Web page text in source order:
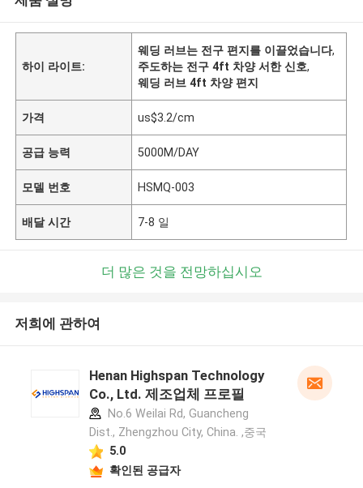
하이 라이트:
웨딩 러브는 전구 편지를 이끌었습니다,
주도하는 전구 4ft 차양 서한 신호,
웨딩 러브 4ft 차양 편지
가격 us$3.2/cm
공급 능력 5000M/DAY
모델 번호 HSMQ-003
배달 시간 7-8 일
더 많은 것을 전망하십시오
저희에 관하여
Henan Highspan Technology
Co., Ltd. 제조업체 프로필
No.6 Weilai Rd, Guancheng
Dist., Zhengzhou City, China. ,중국
5.0
확인된 공급자